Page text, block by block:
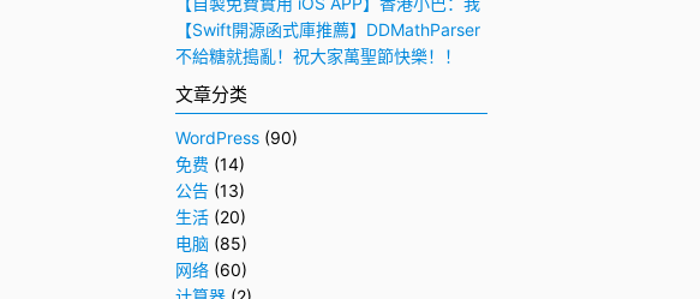
要下車！
【Swift開源函式庫推薦】DDMathParser
– 通過文字表達式（算式）計算結果
不給糖就搗亂！祝大家萬聖節快樂！！
文章分类
WordPress (90)
免费 (14)
公告 (13)
生活 (20)
电脑 (85)
网络 (60)